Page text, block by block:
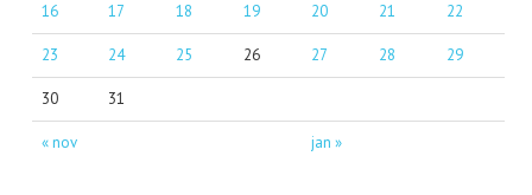
« nov jan »
16 17 18 19 20 21 22
23 24 25 26 27 28 29
30 31